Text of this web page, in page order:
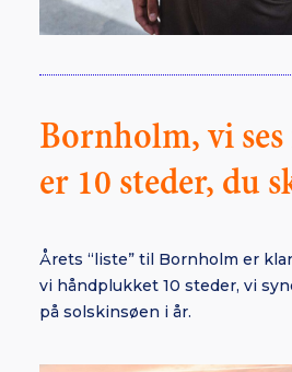
Bornholm, vi
er 10 steder, du
Årets “liste” til Bornholm er
vi håndplukket 10 steder, vi
på solskinsøen i år.